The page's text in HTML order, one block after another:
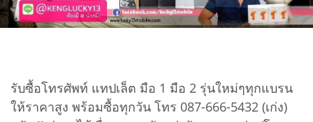
รับซื้อโทรศัพท์ แทปเล็ต มือ 1 มือ 2 รุ่นใหม่ๆทุกแบรน
ให้ราคาสูง พร้อมซื้อทุกวัน โทร 087-666-5432 (เก่ง)